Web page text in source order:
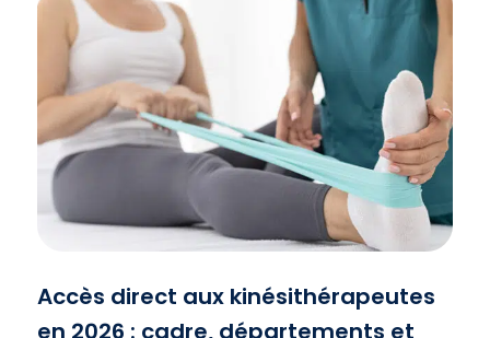
Accès direct aux kinésithérapeutes
en 2026 : cadre, départements et